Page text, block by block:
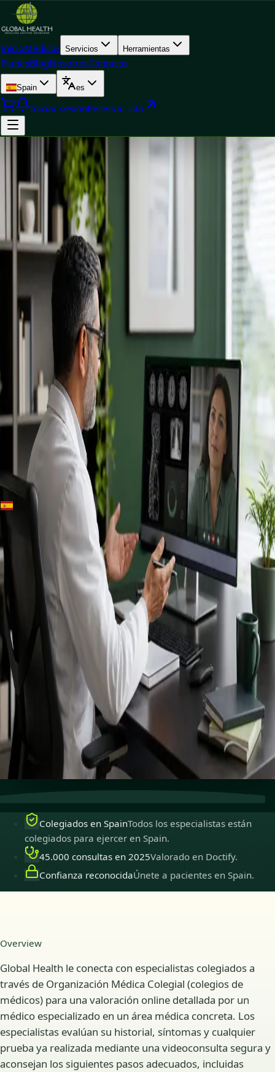
InicioMédicos Servicios Herramientas
PlanesBlogNosotrosContacto
Spain es
Iniciar sesiónReservar cita
++
Spain · Especialistas
Conoce a
nuestros
registrados
especialistas.
Especialistas colegiados para ejercer en Spain,
disponibles para consultas en línea seguras.
Reservar cita Ver perfiles
Atención especializadaConecta con especialistas con
experiencia en línea.
Colegiados en Spain
Médicos colegiados para ejercer
en Spain.
Consultas segurasPrivadas, confidenciales y fáciles de
Colegiados en SpainTodos los especialistas están
colegiados para ejercer en Spain.
45.000 consultas en 2025Valorado en Doctify.
Confianza reconocidaÚnete a pacientes en Spain.
Overview
Global Health le conecta con especialistas colegiados a
través de Organización Médica Colegial (colegios de
médicos) para una valoración online detallada por un
médico especializado en un área médica concreta. Los
especialistas evalúan su historial, síntomas y cualquier
prueba ya realizada mediante una videoconsulta segura y
aconsejan los siguientes pasos adecuados, incluidas